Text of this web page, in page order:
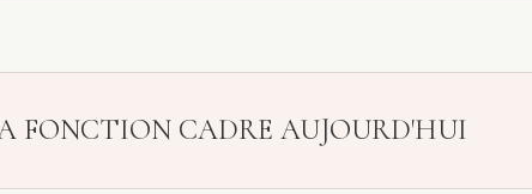
FONCTION CADRE AUJOURD'HUI